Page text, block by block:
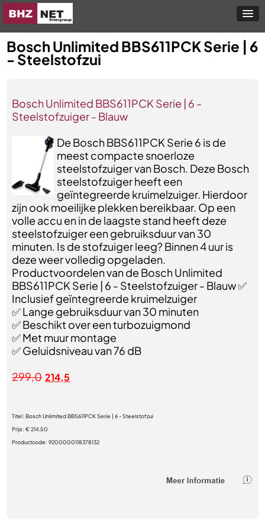
Bosch Unlimited BBS611PCK Serie | 6
- Steelstofzui
Bosch Unlimited BBS611PCK Serie | 6 -
Steelstofzuiger - Blauw
De Bosch BBS611PCK Serie 6 is de
meest compacte snoerloze
steelstofzuiger van Bosch. Deze Bosch
steelstofzuiger heeft een
geïntegreerde kruimelzuiger. Hierdoor
zijn ook moeilijke plekken bereikbaar. Op een
volle accu en in de laagste stand heeft deze
steelstofzuiger een gebruiksduur van 30
minuten. Is de stofzuiger leeg? Binnen 4 uur is
deze weer volledig opgeladen.
Productvoordelen van de Bosch Unlimited
BBS611PCK Serie | 6 - Steelstofzuiger - Blauw ✅
Inclusief geïntegreerde kruimelzuiger
✅ Lange gebruiksduur van 30 minuten
✅ Beschikt over een turbozuigmond
✅ Met muur montage
✅ Geluidsniveau van 76 dB
299,0 214,5
Titel:Bosch Unlimited BBS611PCK Serie | 6 - Steelstofzui
Prijs:€ 214,50
Productcode:9200000118378132